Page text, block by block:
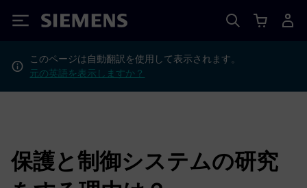
Siemens
このページは自動翻訳を使用して表示されます。
元の英語を表示しますか？
保護と制御システムの研究